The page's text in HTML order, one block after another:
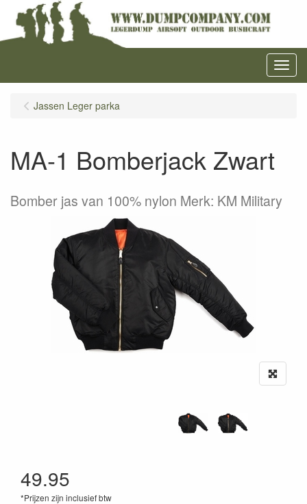
Menu
Jassen Leger parka
MA-1 Bomberjack Zwart
Bomber jas van 100% nylon Merk: KM Military
49.95
*Prijzen zijn inclusief btw